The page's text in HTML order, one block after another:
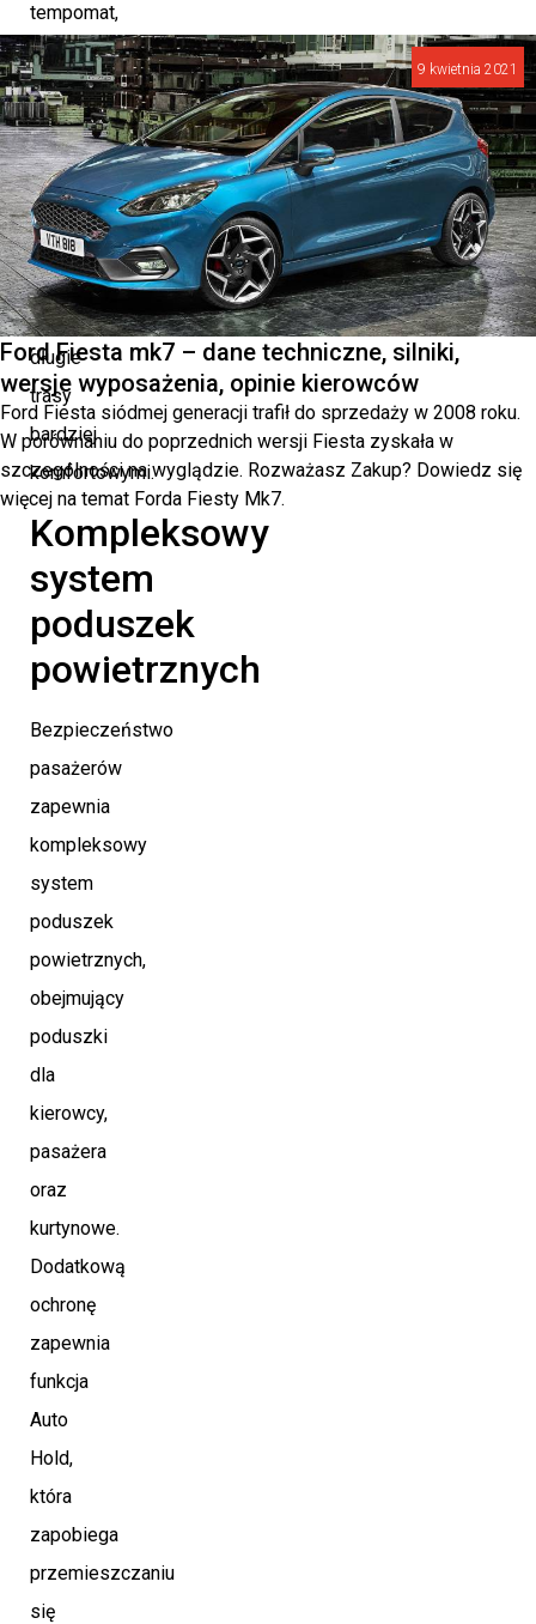
tempomat,
automatycznie
dostosowujący
się
do
warunków
ruchu,
co
czyni
długie
trasy
bardziej
komfortowymi.
Kompleksowy
system
poduszek
powietrznych
Bezpieczeństwo
pasażerów
zapewnia
kompleksowy
system
poduszek
powietrznych,
obejmujący
poduszki
dla
kierowcy,
pasażera
oraz
kurtynowe.
Dodatkową
ochronę
zapewnia
funkcja
Auto
Hold,
która
zapobiega
przemieszczaniu
się
9 kwietnia 2021
Ford Fiesta mk7 – dane techniczne, silniki,
wersje wyposażenia, opinie kierowców
Ford Fiesta siódmej generacji trafił do sprzedaży w 2008 roku.
W porównaniu do poprzednich wersji Fiesta zyskała w
szczególności na wyglądzie. Rozważasz Zakup? Dowiedz się
więcej na temat Forda Fiesty Mk7.